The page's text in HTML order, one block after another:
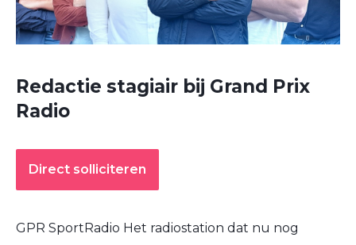
Redactie stagiair bij Grand Prix
Radio
Direct solliciteren
GPR SportRadio Het radiostation dat nu nog